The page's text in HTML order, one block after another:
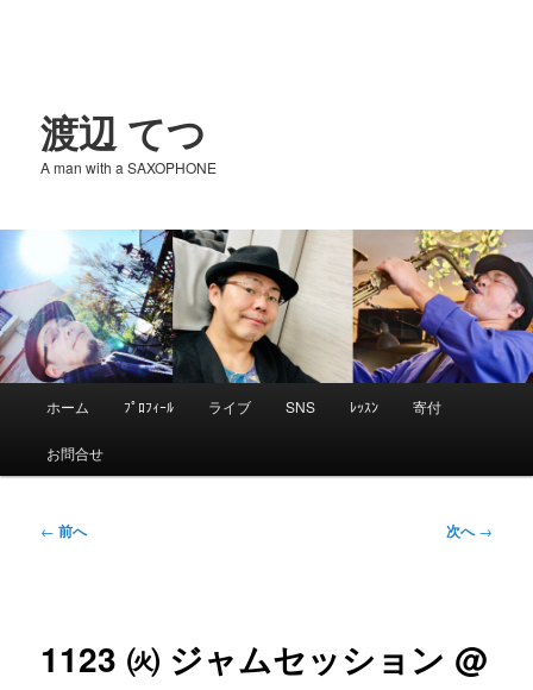
渡辺 てつ
A man with a SAXOPHONE
メ
イ
ン
ン
ホーム ﾌﾟﾛﾌｨｰﾙ ライブ SNS ﾚｯｽﾝ 寄付
お問合せ
投
ゲ
← 前へ 次へ→
1123 ㈫ ジャムセッション @